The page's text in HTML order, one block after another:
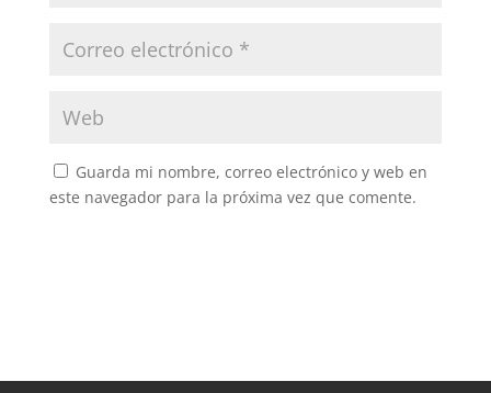
Guarda mi nombre, correo electrónico y web en
este navegador para la próxima vez que comente.